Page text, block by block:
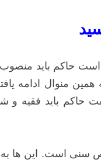
حاکم باید
منوال ادامه
باید فقیه و